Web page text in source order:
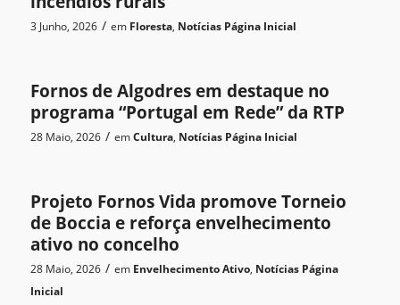
3 Junho, 2026 / em Floresta, Notícias Página Inicial
Fornos de Algodres em destaque no
programa “Portugal em Rede” da RTP
28 Maio, 2026 / emCultura, Notícias Página Inicial
Projeto Fornos Vida promove Torneio
de Boccia e reforça envelhecimento
ativo no concelho
28 Maio, 2026 / em Envelhecimento Ativo, Notícias Página
Inicial